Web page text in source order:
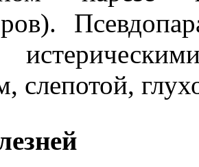
слепотой,